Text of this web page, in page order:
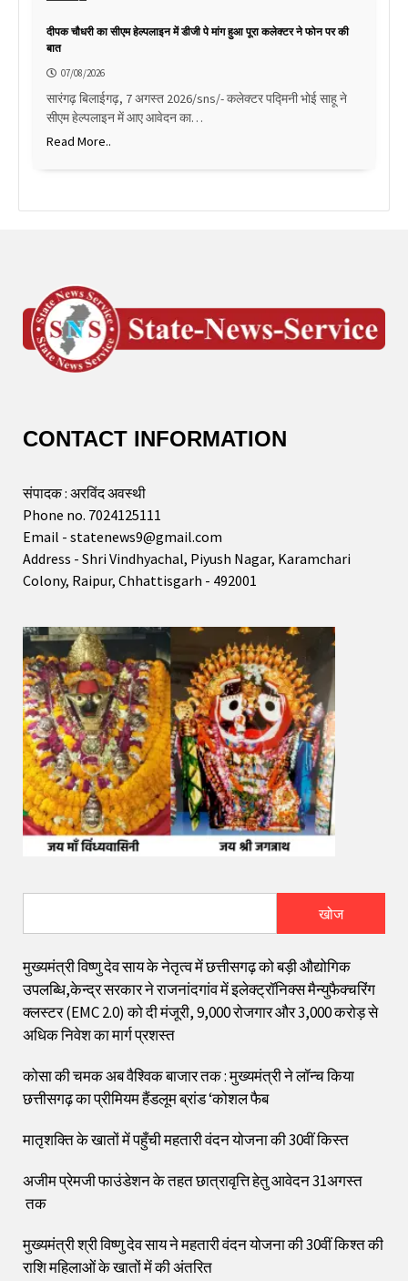
दीपक चौधरी का सीएम हेल्पलाइन में डीजी पे मांग हुआ पूरा कलेक्टर ने फोन पर की
बात
07/08/2026
सारंगढ़ बिलाईगढ़, 7 अगस्त 2026/sns/- कलेक्टर पद्मिनी भोई साहू ने
सीएम हेल्पलाइन में आए आवेदन का…
Read More..
CONTACT INFORMATION
संपादक : अरविंद अवस्थी
Phone no. 7024125111
Email - statenews9@gmail.com
Address - Shri Vindhyachal, Piyush Nagar, Karamchari
Colony, Raipur, Chhattisgarh - 492001
खोज
मुख्यमंत्री विष्णु देव साय के नेतृत्व में छत्तीसगढ़ को बड़ी औद्योगिक
उपलब्धि,केन्द्र सरकार ने राजनांदगांव में इलेक्ट्रॉनिक्स मैन्युफैक्चरिंग
क्लस्टर (EMC 2.0) को दी मंजूरी, 9,000 रोजगार और ₹3,000 करोड़ से
अधिक निवेश का मार्ग प्रशस्त
कोसा की चमक अब वैश्विक बाजार तक : मुख्यमंत्री ने लॉन्च किया
छत्तीसगढ़ का प्रीमियम हैंडलूम ब्रांड ‘कोशल फैब
मातृशक्ति के खातों में पहुँची महतारी वंदन योजना की 30वीं किस्त
अजीम प्रेमजी फाउंडेशन के तहत छात्रावृत्ति हेतु आवेदन 31अगस्त
तक
मुख्यमंत्री श्री विष्णु देव साय ने महतारी वंदन योजना की 30वीं किश्त की
राशि महिलाओं के खातों में की अंतरित